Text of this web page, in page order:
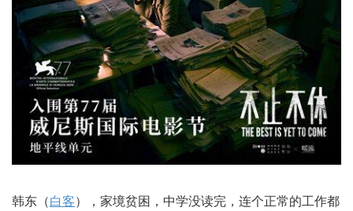
韩东（白客），家境贫困，中学没读完，连个正常的工作都